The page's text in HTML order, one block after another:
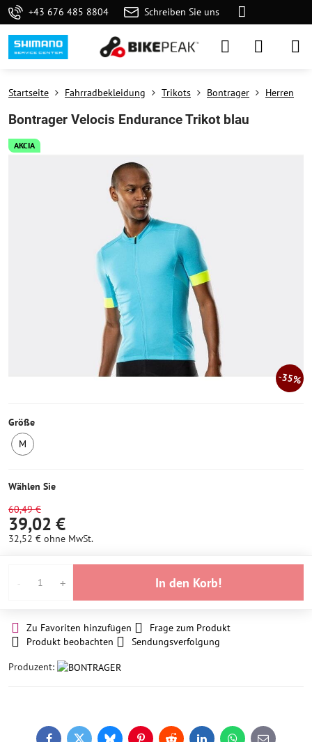
+43 676 485 8804 Schreiben Sie uns
AKCIA
35%
Startseite Fahrradbekleidung Trikots Bontrager Herren
Bontrager Velocis Endurance Trikot blau
Größe
M
auf
Wählen Sie
60,49 €
39,02 €
32,52 € ohne MwSt.
In den Korb!
Zu Favoriten hinzufügen
Frage zum Produkt
Produkt beobachten
Sendungsverfolgung
Produzent: